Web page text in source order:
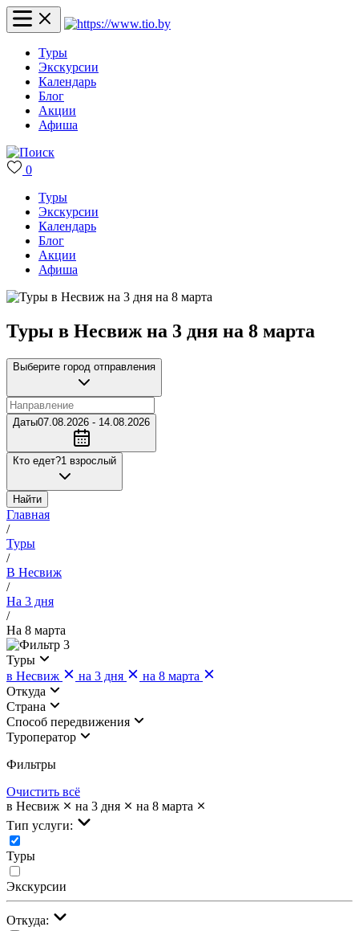
Туры
Экскурсии
Календарь
Блог
Акции
Афиша
0
Туры
Экскурсии
Календарь
Блог
Акции
Афиша
Туры в Несвиж на 3 дня на 8 марта
Выберите город отправления
Даты07.08.2026 - 14.08.2026
Кто едет?1 взрослый
Найти
Главная
/
Туры
/
В Несвиж
/
На 3 дня
/
На 8 марта
3
Туры
в Несвиж
на 3 дня
на 8 марта
Откуда
Страна
Cпособ передвижения
Туроператор
Фильтры
Очистить всё
в Несвиж
на 3 дня
на 8 марта
Тип услуги:
Туры
Экскурсии
Откуда: